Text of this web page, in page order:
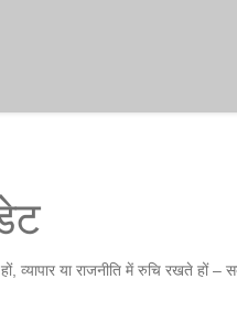
या राजनीति में रुचि रखते हों –